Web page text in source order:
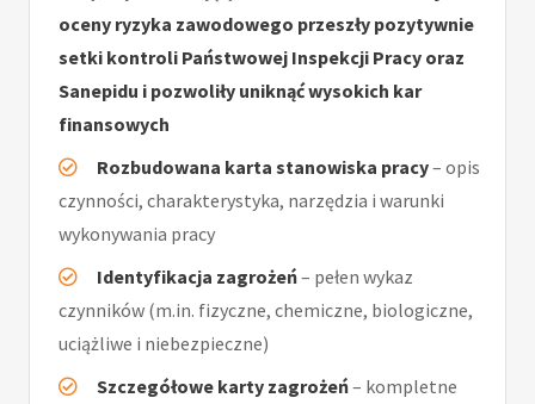
oceny ryzyka zawodowego przeszły pozytywnie
setki kontroli Państwowej Inspekcji Pracy oraz
Sanepidu i pozwoliły uniknąć wysokich kar
finansowych
Rozbudowana karta stanowiska pracy– opis
czynności, charakterystyka, narzędzia i warunki
wykonywania pracy
Identyfikacja zagrożeń– pełen wykaz
czynników (m.in. fizyczne, chemiczne, biologiczne,
uciążliwe i niebezpieczne)
Szczegółowe karty zagrożeń– kompletne